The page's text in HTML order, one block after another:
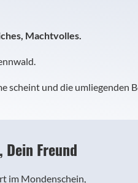
Machtvolles.
scheint und die umliegenden
Dein Freund
im Mondenschein,